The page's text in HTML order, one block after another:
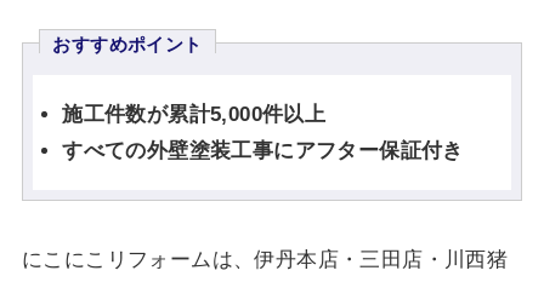
おすすめポイント
施工件数が累計5,000件以上
すべての外壁塗装工事にアフター保証付き
にこにこリフォームは、伊丹本店・三田店・川西猪